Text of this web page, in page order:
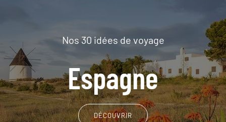
Nos 30 idées de voyage
Espagne
DÉCOUVRIR